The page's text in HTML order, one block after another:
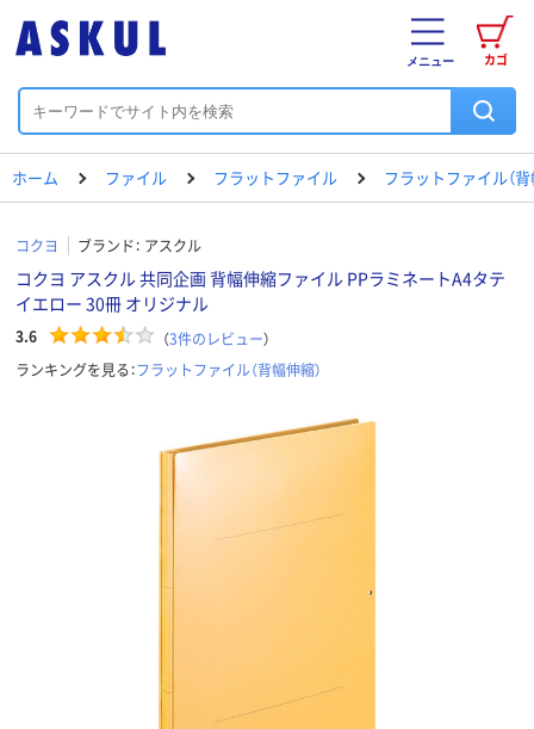
カゴ
メニュー
ホーム ファイル フラットファイル フラットファイル（背
コクヨ ブランド： アスクル
コクヨ アスクル 共同企画 背幅伸縮ファイル PPラミネートA4タテ
イエロー 30冊 オリジナル
3.6 （3件のレビュー）
ランキングを見る：フラットファイル（背幅伸縮）